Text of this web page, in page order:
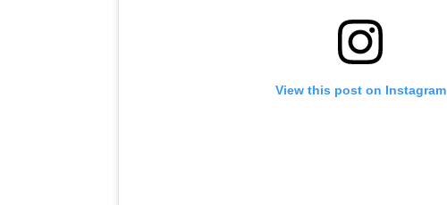
View this post on Instagram